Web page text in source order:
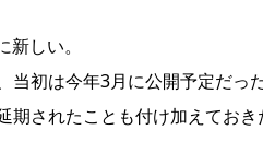
しい。
当初は今年3月に公開予定だっ
期されたことも付け加えておき